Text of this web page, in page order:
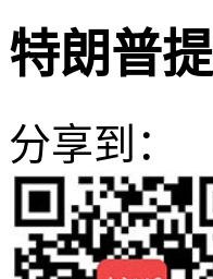
特朗普
分享到：